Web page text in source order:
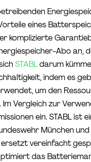
eines
komplizierte
Abo an,
STABLdarum
indem es
um den
Im Vergleich zur
ein. STABL ist
München
vereinfacht
das